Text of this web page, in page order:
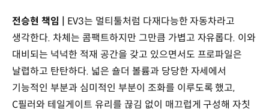
전승현 책임 | EV3는 멀티툴처럼 다재다능한 자동차라고
생각한다. 차체는 콤팩트하지만 그만큼 가볍고 자유롭다. 이와
대비되는 넉넉한 적재 공간을 갖고 있으면서도 프로파일은
날렵하고 탄탄하다. 넓은 숄더 볼륨과 당당한 자세에서
기능적인 부분과 심미적인 부분이 조화를 이루도록 했고,
C필러와 테일게이트 유리를 끊김 없이 매끄럽게 구성해 자칫